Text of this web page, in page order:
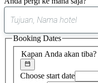
Kapan Anda akan tiba?
Choose start date
Booking Dates